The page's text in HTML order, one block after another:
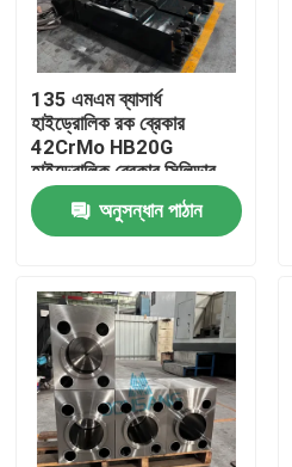
বাড়ি
পণ্য
VR প্রদর্শন
135 এমএম ব্যাসার্ধ
হাইড্রোলিক রক ব্রেকার
42CrMo HB20G
হাইড্রোলিক ব্রেকার সিলিন্ডার
রক DS13C হ্যামার রিপ্লেস
পার্টস
অনুসন্ধান পাঠান